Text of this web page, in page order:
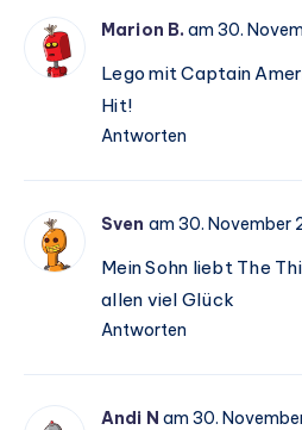
Marion B. am 30.
Lego mit Captain
Hit!
Antworten
Sven am 30. November
Mein Sohn liebt The
allen viel Glück
Antworten
Andi N am 30.